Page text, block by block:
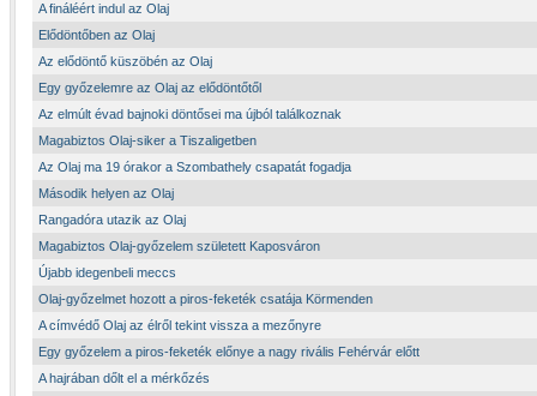
A fináléért indul az Olaj
Elődöntőben az Olaj
Az elődöntő küszöbén az Olaj
Egy győzelemre az Olaj az elődöntőtől
Az elmúlt évad bajnoki döntősei ma újból találkoznak
Magabiztos Olaj-siker a Tiszaligetben
Az Olaj ma 19 órakor a Szombathely csapatát fogadja
Második helyen az Olaj
Rangadóra utazik az Olaj
Magabiztos Olaj-győzelem született Kaposváron
Újabb idegenbeli meccs
Olaj-győzelmet hozott a piros-feketék csatája Körmenden
A címvédő Olaj az élről tekint vissza a mezőnyre
Egy győzelem a piros-feketék előnye a nagy rivális Fehérvár előtt
A hajrában dőlt el a mérkőzés